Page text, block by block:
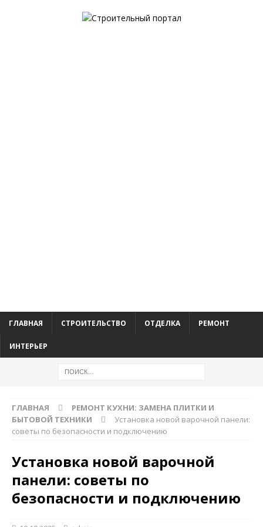
ГЛАВНАЯ СТРОИТЕЛЬСТВО ОТДЕЛКА РЕМОНТ
ИНТЕРЬЕР
ГЛАВНАЯ
РЕМОНТ КУХНИ: ЗАМЕНА ПЛИТКИ И
БЫТОВОЙ ТЕХНИКИ
Установка новой варочной панели:
советы по безопасности и подключению
Установка новой варочной
панели: советы по
безопасности и подключению